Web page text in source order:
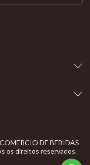
DE BEBIDAS
os direitos reservados.